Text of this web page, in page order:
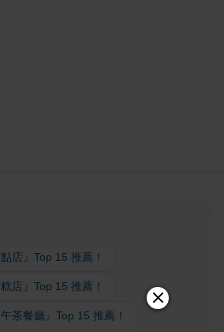
店』Top 15 推薦！
店』Top 15 推薦！
茶餐廳』Top 15 推薦！